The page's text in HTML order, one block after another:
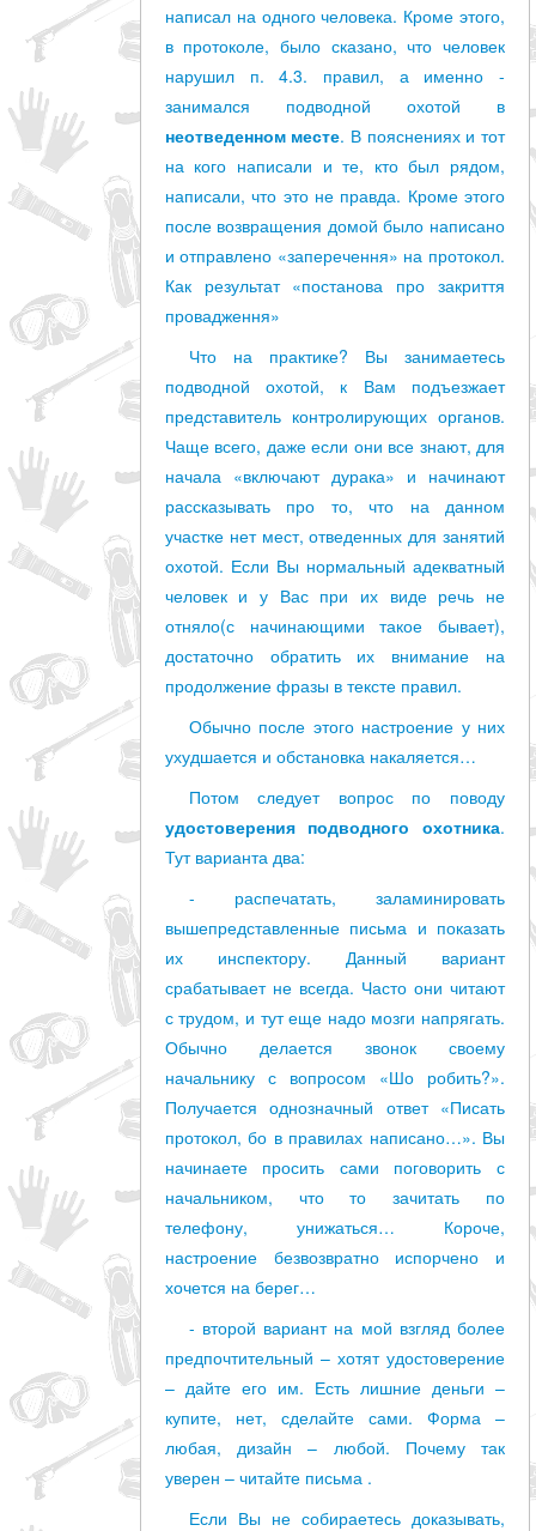
написал на одного человека. Кроме этого,
в протоколе, было сказано, что человек
нарушил п. 4.3. правил, а именно -
занимался подводной охотой в
неотведенном месте. В пояснениях и тот
на кого написали и те, кто был рядом,
написали, что это не правда. Кроме этого
после возвращения домой было написано
и отправлено «заперечення» на протокол.
Как результат «постанова про закриття
провадження»
Что на практике? Вы занимаетесь
подводной охотой, к Вам подъезжает
представитель контролирующих органов.
Чаще всего, даже если они все знают, для
начала «включают дурака» и начинают
рассказывать про то, что на данном
участке нет мест, отведенных для занятий
охотой. Если Вы нормальный адекватный
человек и у Вас при их виде речь не
отняло(с начинающими такое бывает),
достаточно обратить их внимание на
продолжение фразы в тексте правил.
Обычно после этого настроение у них
ухудшается и обстановка накаляется…
Потом следует вопрос по поводу
удостоверения подводного охотника.
Тут варианта два:
- распечатать, заламинировать
вышепредставленные письма и показать
их инспектору. Данный вариант
срабатывает не всегда. Часто они читают
с трудом, и тут еще надо мозги напрягать.
Обычно делается звонок своему
начальнику с вопросом «Шо робить?».
Получается однозначный ответ «Писать
протокол, бо в правилах написано…». Вы
начинаете просить сами поговорить с
начальником, что то зачитать по
телефону, унижаться… Короче,
настроение безвозвратно испорчено и
хочется на берег…
- второй вариант на мой взгляд более
предпочтительный – хотят удостоверение
– дайте его им. Есть лишние деньги –
купите, нет, сделайте сами. Форма –
любая, дизайн – любой. Почему так
уверен – читайте письма .
Если Вы не собираетесь доказывать,